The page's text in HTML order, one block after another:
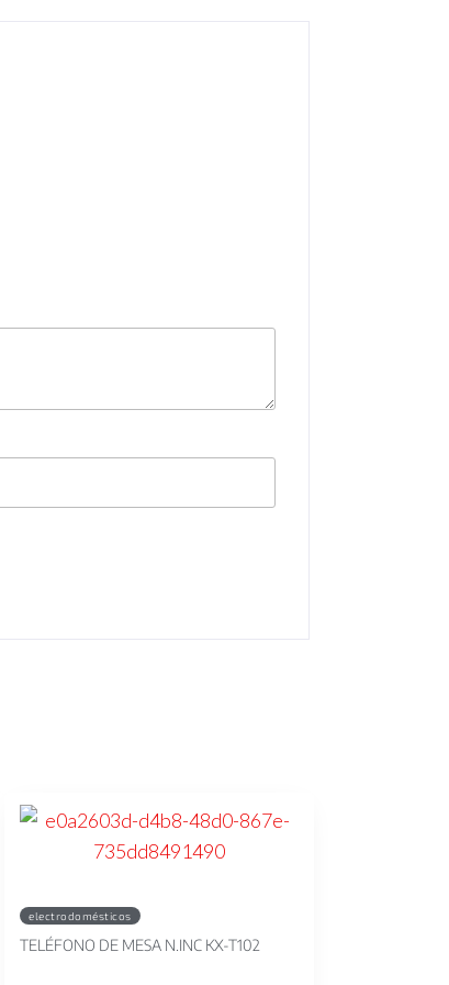
electrodomésticos
TELÉFONO DE MESA N.INC KX-T102